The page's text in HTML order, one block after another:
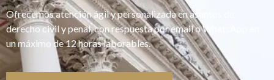
Ofrecemos atención ágil y personalizada en asuntos de
derecho civil y penal, con respuesta por email o WhatsApp en
un máximo de 12 horas laborables.